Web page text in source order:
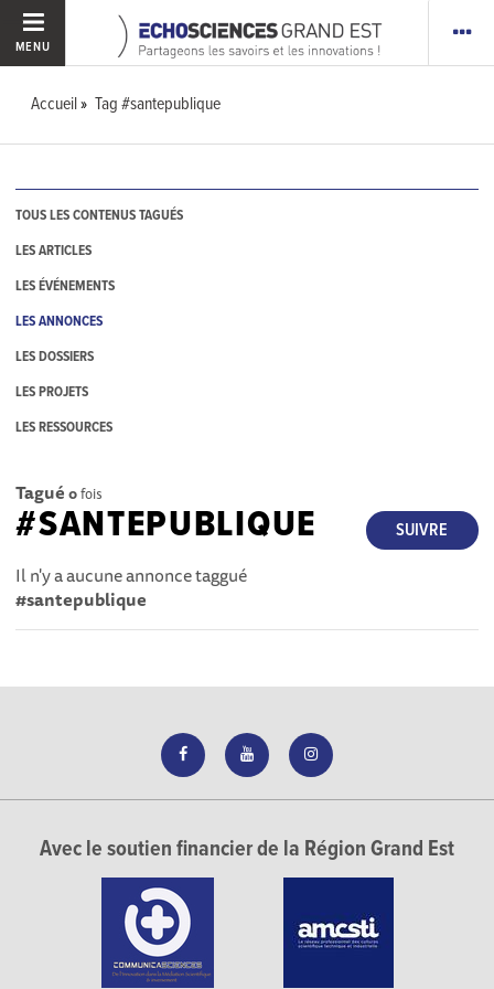
MENU
Accueil Tag #santepublique
TOUS LES CONTENUS TAGUÉS
LES ARTICLES
LES ÉVÉNEMENTS
LES ANNONCES
LES DOSSIERS
LES PROJETS
LES RESSOURCES
Tagué 0fois
SUIVRE
#SANTEPUBLIQUE
Il n'y a aucune annonce taggué
#santepublique
Avec le soutien financier de la Région Grand Est